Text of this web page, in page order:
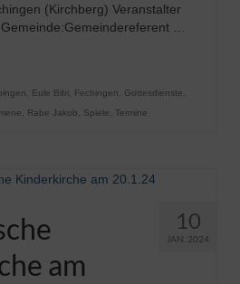
(Kirchberg) Veranstalter
…
Eule Bibi Fechingen Gottesdienste
Rabe Jakob Spiele Termine
10
JAN. 2024
am